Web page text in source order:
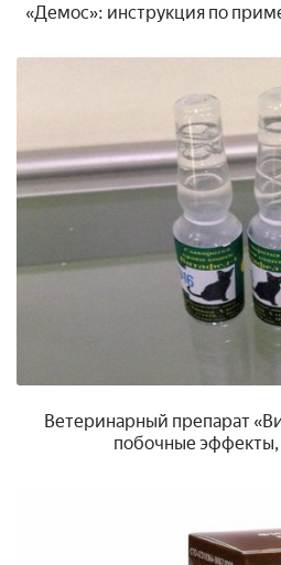
«Демос»: инструкция по
Ветеринарный препарат
побочные эффекты,